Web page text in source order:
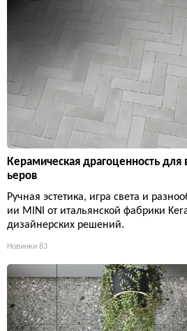
Керамическая драгоценность
ьеров
Ручная эстетика, игра света и
ии MINI от итальянской фабрики
дизайнерских решений.
Новинки 83